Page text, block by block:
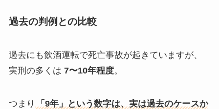
過去の判例との比較
過去にも飲酒運転で死亡事故が起きていますが、
実刑の多くは 7〜10年程度。
つまり
「9年」という数字は、実は過去のケースか